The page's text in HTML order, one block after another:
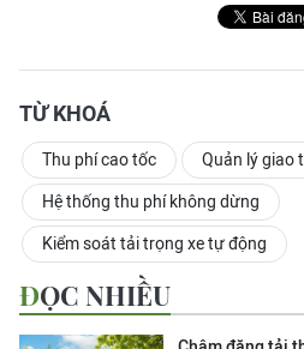
TỪ KHOÁ
Thu phí cao tốc Quản lý giao
Hệ thống thu phí không dừng
Kiểm soát tải trọng xe tự động
ĐỌC NHIỀU